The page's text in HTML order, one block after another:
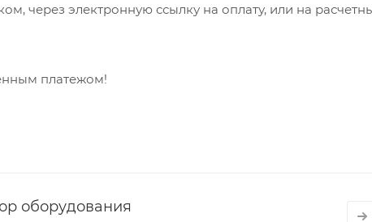
через электронную ссылку на оплату, или на
платежом!
оборудования